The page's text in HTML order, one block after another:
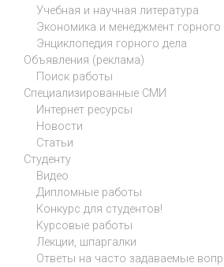
Учебная и научная литература
Экономика и менеджмент горного
Энциклопедия горного дела
Объявления (реклама)
Поиск работы
Специализированные СМИ
Интернет ресурсы
Новости
Статьи
Студенту
Видео
Дипломные работы
Конкурс для студентов!
Курсовые работы
Лекции, шпаргалки
Ответы на часто задаваемые